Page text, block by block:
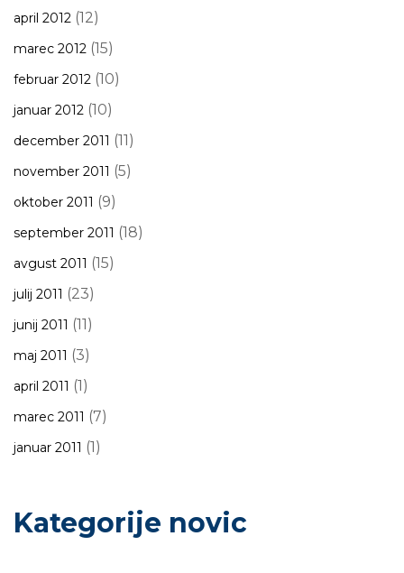
april 2012 (12)
marec 2012 (15)
februar 2012 (10)
januar 2012 (10)
december 2011 (11)
november 2011 (5)
oktober 2011 (9)
september 2011 (18)
avgust 2011 (15)
julij 2011 (23)
junij 2011 (11)
maj 2011 (3)
april 2011 (1)
marec 2011 (7)
januar 2011 (1)
Kategorije novic